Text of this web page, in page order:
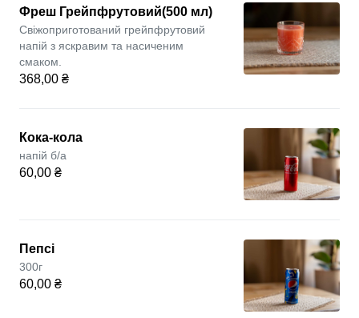
Фреш Грейпфрутовий(500 мл)
Свіжоприготований грейпфрутовий
напій з яскравим та насиченим
смаком.
368,00 ₴
Кока-кола
напій б/a
60,00 ₴
Пепсі
300г
60,00 ₴